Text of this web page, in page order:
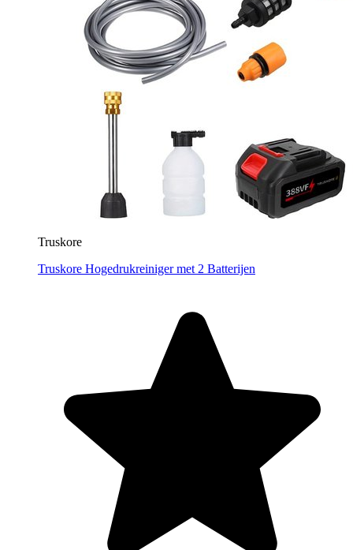
Truskore
Truskore Hogedrukreiniger met 2 Batterijen